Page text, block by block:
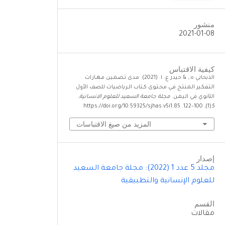
منشور
2021-01-08
كيفية الاقتباس
الذبحاني ه., & حيدر ع. ا. (2021). مـدى تـضـمـيـن مـهــارات
الـتـفـكـير الـمـنـتــج فـي مـحـتـوى كــتـاب الــريـاضـيـات للصف الأول
الثانوي في الـيـمـن.مجلة جامعة السعيد للعلوم الانسانية,
5
(1), 100–122. https://doi.org/10.59325/sjhas.v5i1.85
المزيد من صيغ الاقتباسات
إصدار
مجلد 5 عدد 1 (2022): مجلة جامعة السعيد
للعلوم الإنسانية والتطبيقية
القسم
مقالات